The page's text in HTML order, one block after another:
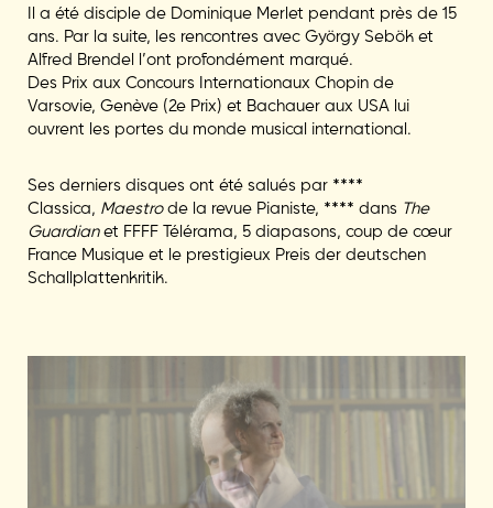
Il a été disciple de Dominique Merlet pendant près de 15
ans. Par la suite, les rencontres avec György Sebök et
Alfred Brendel l’ont profondément marqué.
Des Prix aux Concours Internationaux Chopin de
Varsovie, Genève (2e Prix) et Bachauer aux USA lui
ouvrent les portes du monde musical international.
Ses derniers disques ont été salués par ****
Classica, Maestrode la revue Pianiste, **** dans The
Guardianet FFFF Télérama, 5 diapasons, coup de cœur
France Musique et le prestigieux Preis der deutschen
Schallplattenkritik.